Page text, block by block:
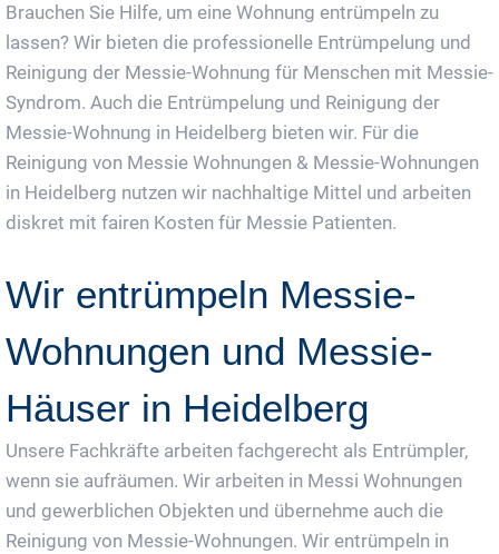
Brauchen Sie Hilfe, um eine Wohnung entrümpeln zu
lassen? Wir bieten die professionelle Entrümpelung und
Reinigung der Messie-Wohnung für Menschen mit Messie-
Syndrom. Auch die Entrümpelung und Reinigung der
Messie-Wohnung in Heidelberg bieten wir. Für die
Reinigung von Messie Wohnungen & Messie-Wohnungen
in Heidelberg nutzen wir nachhaltige Mittel und arbeiten
diskret mit fairen Kosten für Messie Patienten.
Wir entrümpeln Messie-
Wohnungen und Messie-
Häuser in Heidelberg
Unsere Fachkräfte arbeiten fachgerecht als Entrümpler,
wenn sie aufräumen. Wir arbeiten in Messi Wohnungen
und gewerblichen Objekten und übernehme auch die
Reinigung von Messie-Wohnungen. Wir entrümpeln in